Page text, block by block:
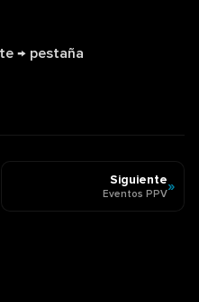
→ pestaña
Siguiente
Eventos PPV»